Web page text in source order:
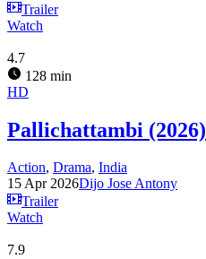
Trailer
Watch
4.7
128 min
HD
Pallichattambi (2026)
Action, Drama, India
15 Apr 2026Dijo Jose Antony
Trailer
Watch
7.9